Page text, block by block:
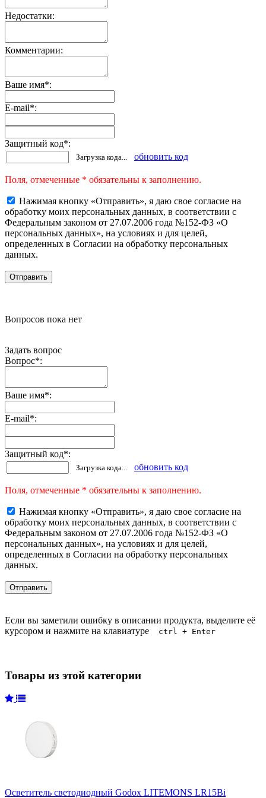
Недостатки:
Комментарии:
Ваше имя*:
E-mail*:
Защитный код*:
Загрузка кода... обновить код
Поля, отмеченные * обязательны к заполнению.
Нажимая кнопку «Отправить», я даю свое согласие на
обработку моих персональных данных, в соответствии с
Федеральным законом от 27.07.2006 года №152-ФЗ «О
персональных данных», на условиях и для целей,
определенных в Согласии на обработку персональных
данных.
Вопросов пока нет
Задать вопрос
Вопрос*:
Ваше имя*:
E-mail*:
Защитный код*:
Загрузка кода... обновить код
Поля, отмеченные * обязательны к заполнению.
Нажимая кнопку «Отправить», я даю свое согласие на
обработку моих персональных данных, в соответствии с
Федеральным законом от 27.07.2006 года №152-ФЗ «О
персональных данных», на условиях и для целей,
определенных в Согласии на обработку персональных
данных.
Если вы заметили ошибку в описании продукта, выделите её
курсором и нажмите на клавиатуре
ctrl + Enter
Товары из этой категории
Осветитель светодиодный Godox LITEMONS LR15Bi